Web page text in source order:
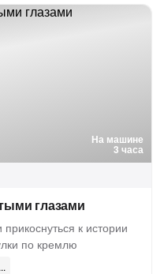
На машине
3 часа
глазами
к истории
по кремлю